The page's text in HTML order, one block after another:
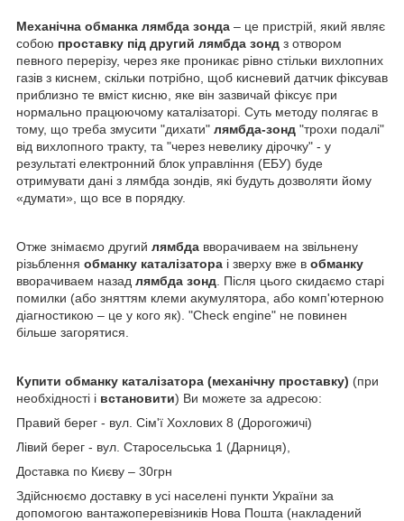
Механічна обманка лямбда зонда – це пристрій, який являє
собою проставку під другий лямбда зонд з отвором
певного перерізу, через яке проникає рівно стільки вихлопних
газів з киснем, скільки потрібно, щоб кисневий датчик фіксував
приблизно те вміст кисню, яке він зазвичай фіксує при
нормально працюючому каталізаторі. Суть методу полягає в
тому, що треба змусити "дихати" лямбда-зонд "трохи подалі"
від вихлопного тракту, та "через невелику дірочку" - у
результаті електронний блок управління (ЕБУ) буде
отримувати дані з лямбда зондів, які будуть дозволяти йому
«думати», що все в порядку.
Отже знімаємо другий лямбда вворачиваем на звільнену
різьблення обманку каталізатора і зверху вже в обманку
вворачиваем назад лямбда зонд . Після цього скидаємо старі
помилки (або зняттям клеми акумулятора, або комп'ютерною
діагностикою – це у кого як). "Check engine" не повинен
більше загорятися.
Купити обманку каталізатора (механічну проставку) (при
необхідності і встановити) Ви можете за адресою:
Правий берег - вул. Сім'ї Хохлових 8 (Дорогожичі)
Лівий берег - вул. Старосельська 1 (Дарниця),
Доставка по Києву – 30грн
Здійснюємо доставку в усі населені пункти України за
допомогою вантажоперевізників Нова Пошта (накладений